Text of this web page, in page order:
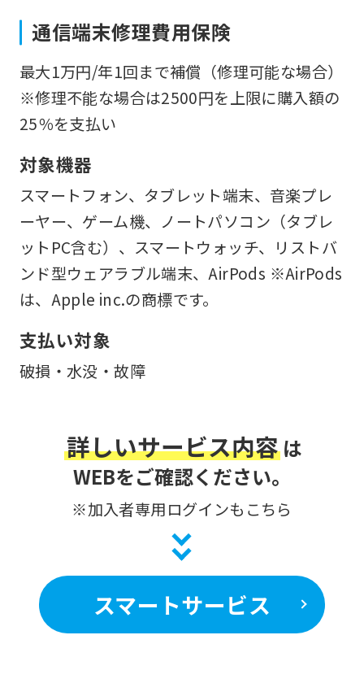
通信端末修理費用保険
最大1万円/年1回まで補償（修理可能な場合）
※修理不能な場合は2500円を上限に購入額の
25％を支払い
対象機器
スマートフォン、タブレット端末、音楽プレ
ーヤー、ゲーム機、ノートパソコン（タブレ
ットPC含む）、スマートウォッチ、リストバ
ンド型ウェアラブル端末、AirPods ※AirPods
は、Apple inc.の商標です。
支払い対象
破損・水没・故障
詳しいサービス内容 は
WEBをご確認ください。
※加入者専用ログインもこちら
スマートサービス
if
you
use
an
the
Japanese
version
of
this
mechanically,
so
it
may
not
be
an
accurate